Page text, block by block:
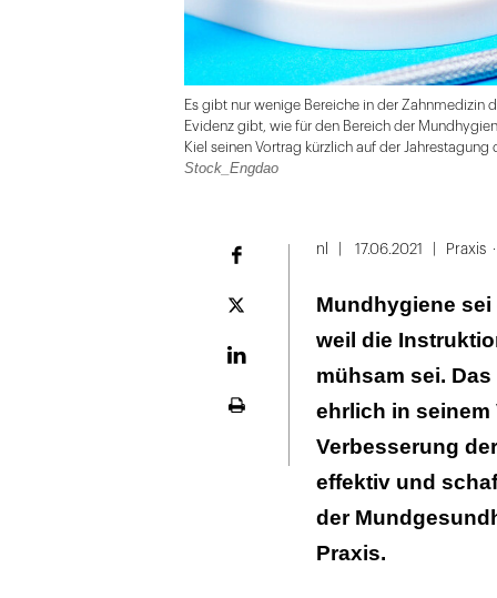
Es gibt nur wenige Bereiche in der Zahnmedizin
Evidenz gibt, wie für den Bereich der
Kiel seinen Vortrag kürzlich auf der
Stock_Engdao
Plattform
nl 17.06.2021 Praxis
Mundhygiene
weil die
mühsam sei.
ehrlich in seinem
Verbesserung
effektiv und
der
Praxis.